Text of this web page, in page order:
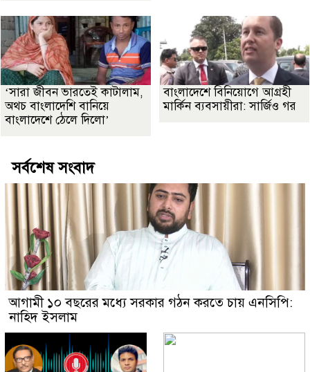
‘সারা জীবন ভারতেই কাটালাম,
অথচ বাংলাদেশি বানিয়ে
বাংলাদেশে ঠেলে দিলো’
বাংলাদেশে বিনিয়োগে আগ্রহী
মার্কিন ব্যবসায়ীরা: সার্জিও গর
সর্বশেষ সংবাদ
আগামী ১০ বছরের মধ্যে সরকার গঠন করতে চায় এনসিপি:
নাহিদ ইসলাম